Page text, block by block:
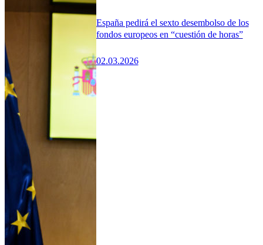
España pedirá el sexto desembolso de los
fondos europeos en “cuestión de horas”
02.03.2026